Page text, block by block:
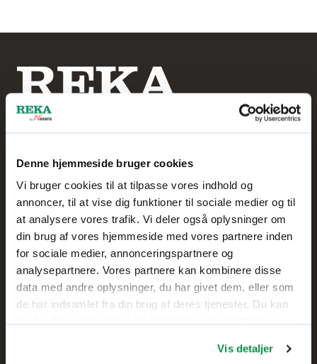
Denne hjemmeside bruger cookies
Vi bruger cookies til at tilpasse vores indhold og
annoncer, til at vise dig funktioner til sociale medier og til
at analysere vores trafik. Vi deler også oplysninger om
din brug af vores hjemmeside med vores partnere inden
for sociale medier, annonceringspartnere og
analysepartnere. Vores partnere kan kombinere disse
data med andre oplysninger, du har givet dem, eller som
de har indsamlet fra din brug af deres tjenester. Du kan
Vis detaljer
Reka Kabel A/S
+45 20 75 00 85
Skolegade 61
7400 Herning,
DANMARK